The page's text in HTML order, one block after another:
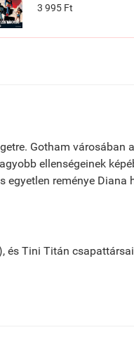
3 995 Ft
Gotham városában
ellenségeinek
reménye Diana
és Tini Titán